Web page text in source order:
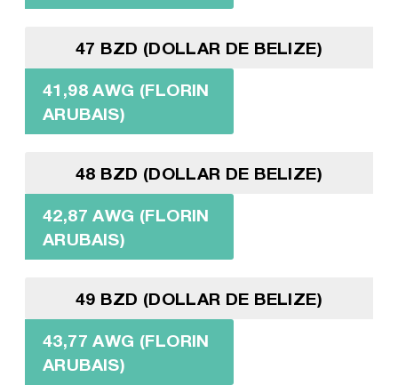
47 BZD (DOLLAR DE BELIZE)
41,98 AWG (FLORIN
ARUBAIS)
48 BZD (DOLLAR DE BELIZE)
42,87 AWG (FLORIN
ARUBAIS)
49 BZD (DOLLAR DE BELIZE)
43,77 AWG (FLORIN
ARUBAIS)